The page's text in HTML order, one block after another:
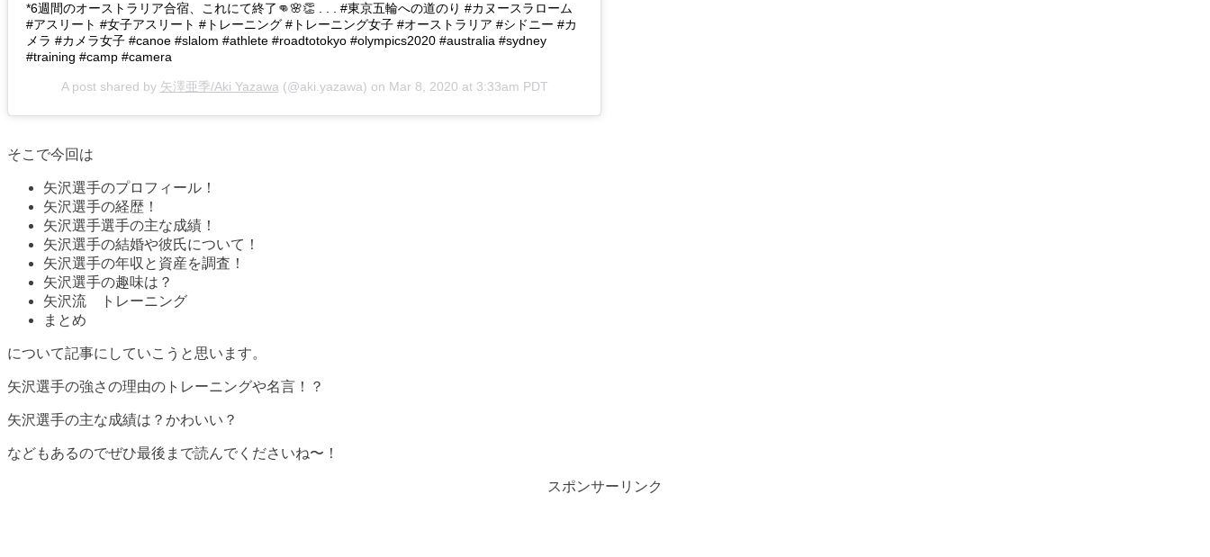
*6週間のオーストラリア合宿、これにて終了👊🌸👏 . . . #東京五輪への道のり #カヌースラローム
#アスリート #女子アスリート #トレーニング #トレーニング女子 #オーストラリア #シドニー #カ
メラ #カメラ女子 #canoe #slalom #athlete #roadtotokyo #olympics2020 #australia #sydney
#training #camp #camera
A post shared by 矢澤亜季/Aki Yazawa (@aki.yazawa) on Mar 8, 2020 at 3:33am PDT
そこで今回は
矢沢選手のプロフィール！
矢沢選手の経歴！
矢沢選手選手の主な成績！
矢沢選手の結婚や彼氏について！
矢沢選手の年収と資産を調査！
矢沢選手の趣味は？
矢沢流 トレーニング
まとめ
について記事にしていこうと思います。
矢沢選手の強さの理由のトレーニングや名言！？
矢沢選手の主な成績は？かわいい？
などもあるのでぜひ最後まで読んでくださいね〜！
スポンサーリンク